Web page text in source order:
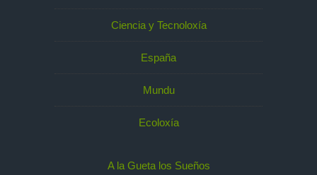
Ciencia y Tecnoloxía
España
Mundu
Ecoloxía
A la Gueta los Sueños